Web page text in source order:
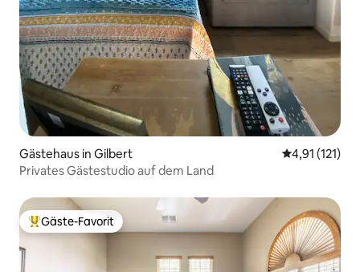
Gästehaus in Gilbert
4,91 (121)
Privates Gästestudio auf dem Land
Beliebter Gäste-Favorit.
Gäste-Favorit